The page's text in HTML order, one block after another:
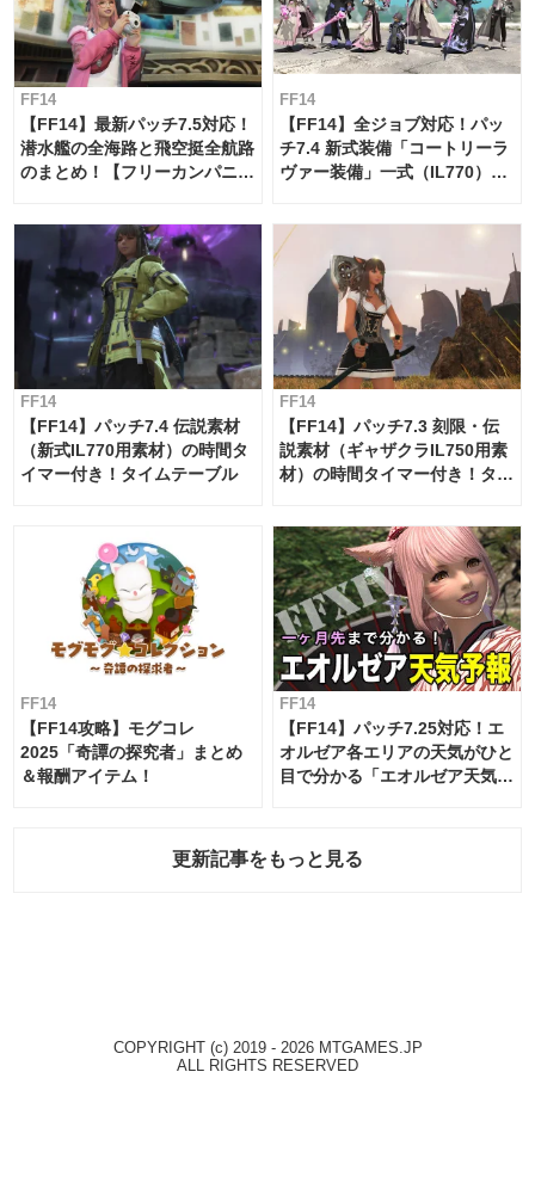
FF14
【FF14】最新パッチ7.5対応！
潜水艦の全海路と飛空挺全航路
のまとめ！【フリーカンパニ
FF14
【FF14】全ジョブ対応！パッ
チ7.4 新式装備「コートリーラ
ヴァー装備」一式（IL770）の
FF14
【FF14】パッチ7.4 伝説素材
（新式IL770用素材）の時間タ
イマー付き！タイムテーブル
FF14
【FF14】パッチ7.3 刻限・伝
説素材（ギャザクラIL750用素
材）の時間タイマー付き！タイ
FF14
【FF14攻略】モグコレ
2025「奇譚の探究者」まとめ
＆報酬アイテム！
FF14
【FF14】パッチ7.25対応！エ
オルゼア各エリアの天気がひと
目で分かる「エオルゼア天気予
更新記事をもっと見る
COPYRIGHT (c) 2019 - 2026 MTGAMES.JP
ALL RIGHTS RESERVED